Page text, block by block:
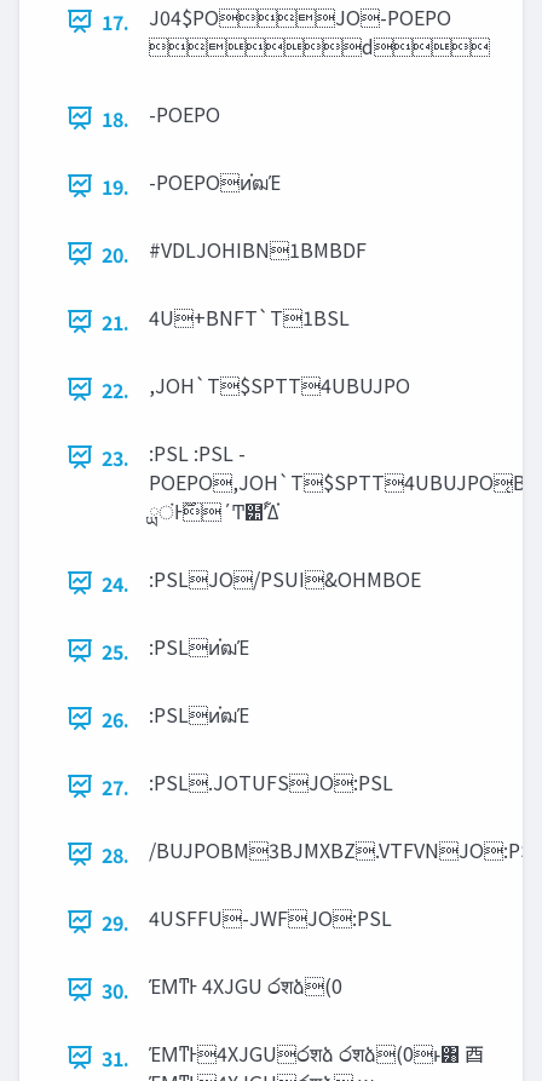
17.
J04$POJO-POEPO
d
18. -POEPO
19. -POEPOͷ֗ฒΈ
20. #VDLJOHIBN1BMBDF
21. 4U+BNFT`T1BSL
22. ,JOH`T$SPTT4UBUJPO
23.
:PSL :PSL -
ྻंͰ࣌ؒ΄Ͳ๺ʹ͋Δ֗
24. :PSLJO/PSUI&OHMBOE
25. :PSLͷ֗ฒΈ
26. :PSLͷ֗ฒΈ
27. :PSL.JOTUFSJO:PSL
28. /BUJPOBM3BJMXBZ.VTFVNJO:PSL
29. 4USFFU-JWFJO:PSL
30. ΈΜͳͰ 4XJGU ෮शձ(0
31.
ΈΜͳͰ4XJGU෮शձ ෮शձ(0ͱ͸ ⾣